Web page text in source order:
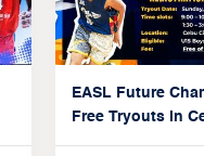
EASL Future
Free Tryouts in